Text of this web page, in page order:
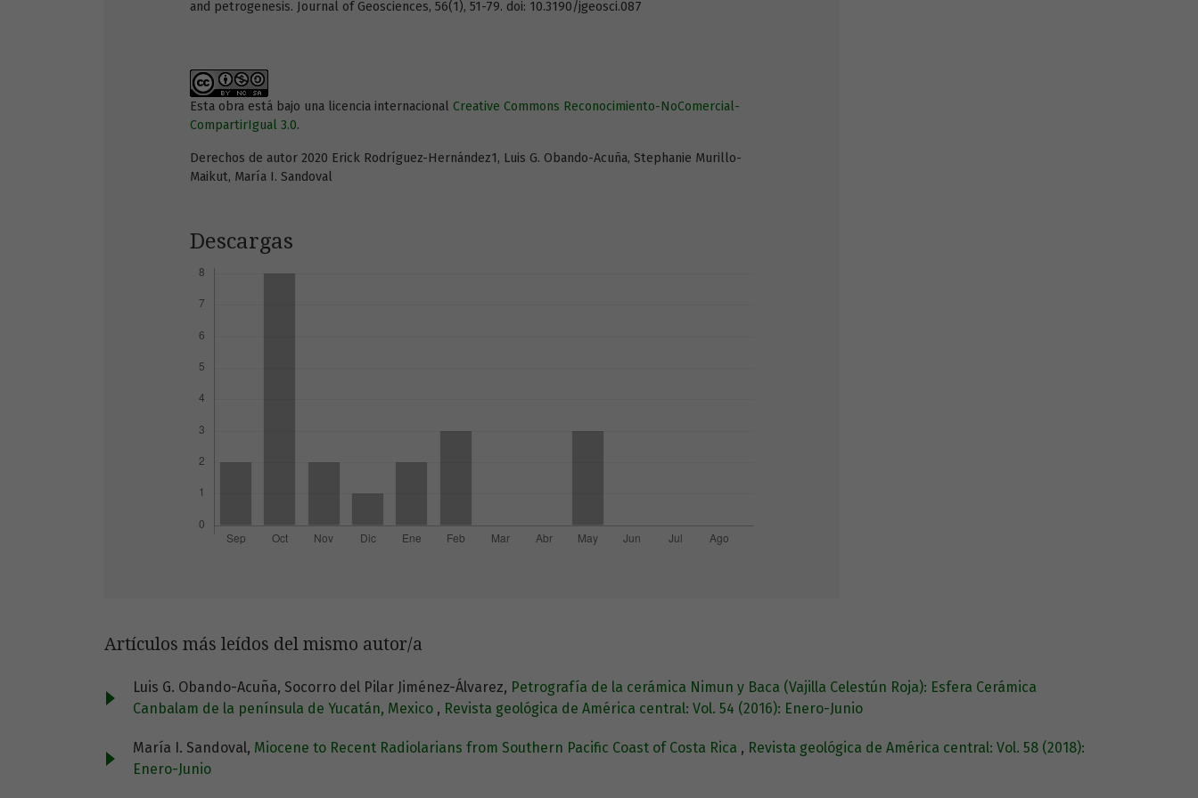
and petrogenesis. Journal of Geosciences, 56(1), 51-79. doi: 10.3190/jgeosci.087
Esta obra está bajo una licencia internacional Creative Commons Reconocimiento-NoComercial-
CompartirIgual 3.0.
Derechos de autor 2020 Erick Rodríguez-Hernández1, Luis G. Obando-Acuña, Stephanie Murillo-
Maikut, María I. Sandoval
Descargas
Artículos más leídos del mismo autor/a
Luis G. Obando-Acuña, Socorro del Pilar Jiménez-Álvarez, Petrografía de la cerámica Nimun y Baca (Vajilla Celestún Roja): Esfera Cerámica
Canbalam de la península de Yucatán, Mexico , Revista geológica de América central: Vol. 54 (2016): Enero-Junio
María I. Sandoval, Miocene to Recent Radiolarians from Southern Pacific Coast of Costa Rica , Revista geológica de América central: Vol. 58 (2018):
Enero-Junio